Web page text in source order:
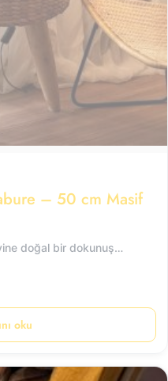
– 50 cm Masif
doğal bir dokunuş…
oku